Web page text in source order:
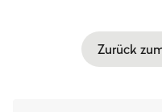
Zurück